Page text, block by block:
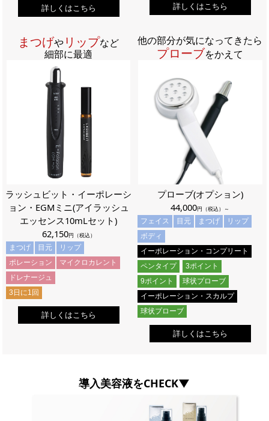
詳しくはこちら 詳しくはこちら
まつげやリップなど
細部に最適
ラッシュビット・イーポレーシ
ョン・EGMミニ(アイラッシュ
エッセンス10mLセット)
62,150円（税込）
まつげ 目元
リップ
ポレーション
マイクロカレント
ドレナージュ
3日に1回
詳しくはこちら
他の部分が気になってきたら
プローブをかえて
プローブ(オプション)
44,000円（税込）～
フェイス 目元 まつげ
リップ
ボディ
イーポレーション・コンプリート
ペンタイプ
3ポイント
9ポイント
球状プローブ
イーポレーション・スカルプ
球状プローブ
詳しくはこちら
導入美容液をCHECK▼